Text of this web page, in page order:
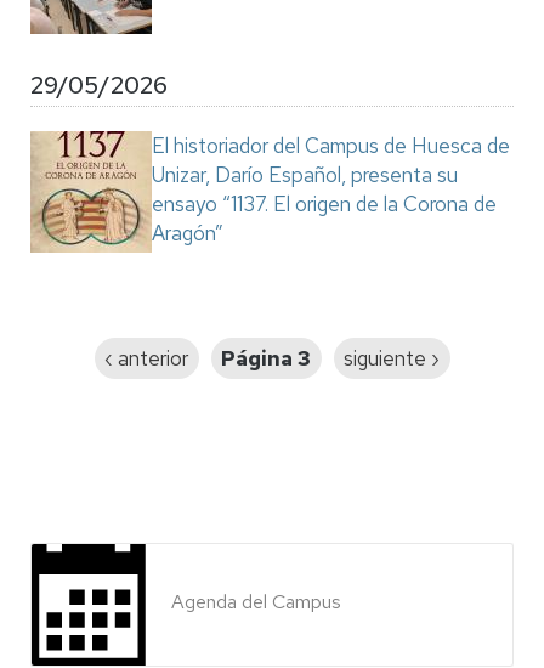
29/05/2026
El historiador del Campus de Huesca de
Unizar, Darío Español, presenta su
ensayo “1137. El origen de la Corona de
Aragón”
Página
‹ anterior Página 3
Siguiente
siguiente ›
Agenda del Campus